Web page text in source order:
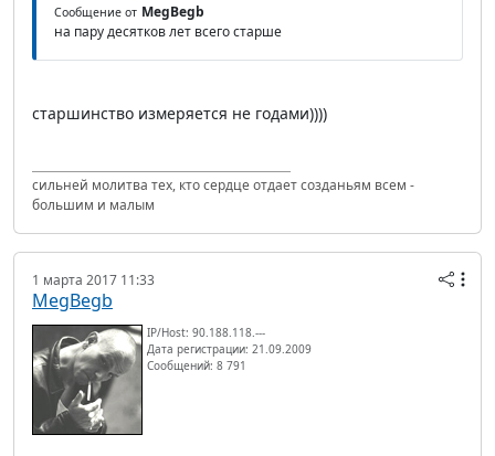
Сообщение от MegBegb
на пару десятков лет всего старше
старшинство измеряется не годами))))
сильней молитва тех, кто сердце отдает созданьям всем -
большим и малым
1 марта 2017 11:33
MegBegb
IP/Host: 90.188.118.---
Дата регистрации: 21.09.2009
Сообщений: 8 791